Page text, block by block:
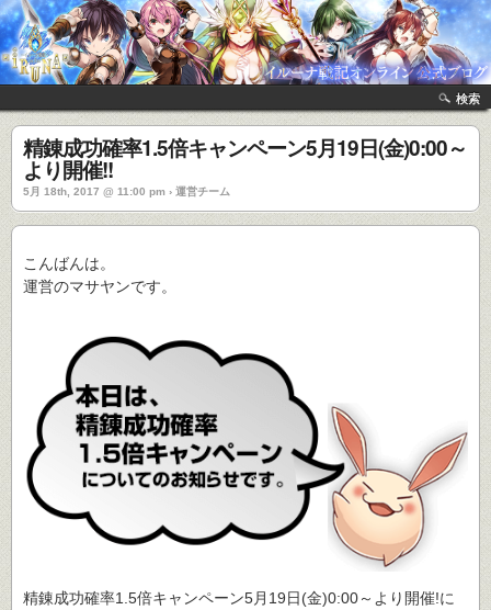
検索
精錬成功確率1.5倍キャンペーン5月19日(金)0:00～
より開催!!
5月 18th, 2017 @ 11:00 pm › 運営チーム
こんばんは。
運営のマサヤンです。
精錬成功確率1.5倍キャンペーン5月19日(金)0:00～より開催!に